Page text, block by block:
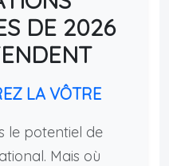
DE 2026
LA VÔTRE
le potentiel de
Mais où